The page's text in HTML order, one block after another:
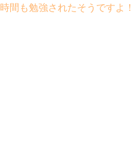
時間も勉強されたそうですよ！